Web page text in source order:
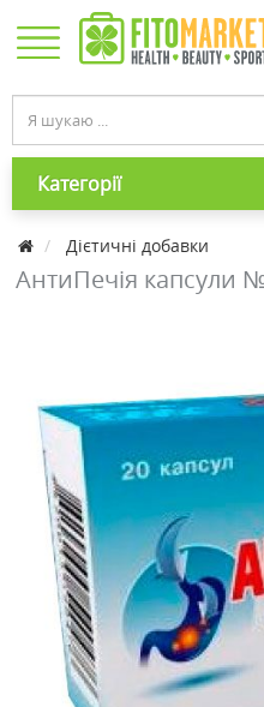
Категорії
Дієтичні добавки
АнтиПечія капсули